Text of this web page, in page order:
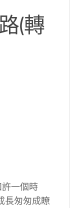
(轉
一個時
長匆匆成瞭